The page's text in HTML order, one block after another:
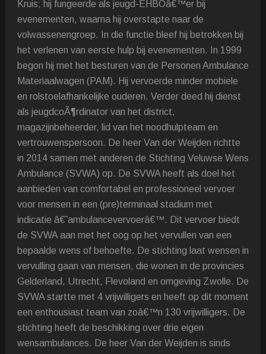
Kruis; hij fungeerde als jeugd-EHBOâ€™er bij
evenementen, waarna hij overstapte naar de
volwassenengroep. In die functie bleef hij betrokken bij
het verlenen van eerste hulp bij evenementen. In 1999
begon hij met het besturen van de Personen Ambulance
Materiaalwagen (PAM). Hij vervoerde minder mobiele
en rolstoelafhankelijke ouderen. Verder deed hij dienst
als jeugdcoÃ¶rdinator van het district,
magazijnbeheerder, lid van het noodhulpteam en
vertrouwenspersoon. De heer Van der Weijden richtte
in 2014 samen met anderen de Stichting Veluwse Wens
Ambulance (SVWA) op. De SVWA heeft als doel het
aanbieden van comfortabel en professioneel vervoer
voor mensen in een (pre)terminaal stadium met
indicatie â€˜ambulancevervoerâ€™. Dit vervoer biedt
de SVWA aan met het oog op het vervullen van een
bepaalde wens of behoefte. De stichting laat wensen in
vervulling gaan van mensen, die wonen in de provincies
Gelderland, Utrecht, Flevoland en omgeving Zwolle. De
SVWA startte met 4 vrijwilligers en heeft op dit moment
een enthousiast team van zoâ€™n 130 vrijwilligers. De
stichting heeft de beschikking over drie eigen
wensambulances. De heer Van der Weijden is sinds